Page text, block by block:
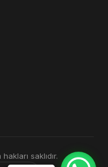
saklıdır.